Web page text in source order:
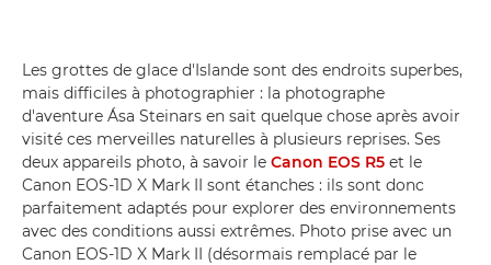
Les grottes de glace d'Islande sont des endroits superbes,
mais difficiles à photographier : la photographe
d'aventure Ása Steinars en sait quelque chose après avoir
visité ces merveilles naturelles à plusieurs reprises. Ses
deux appareils photo, à savoir le Canon EOS R5 et le
Canon EOS-1D X Mark II sont étanches : ils sont donc
parfaitement adaptés pour explorer des environnements
avec des conditions aussi extrêmes. Photo prise avec un
Canon EOS-1D X Mark II (désormais remplacé par le